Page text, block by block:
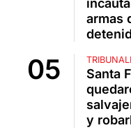
armas
Santa
y